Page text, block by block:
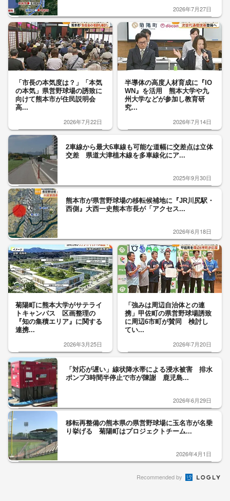
2026年7月27日
「市長の本気度は？」「本気
の本気」県営野球場の誘致に
向けて熊本市が住民説明会
高...
2026年7月22日
半導体の高度人材育成に『IO
WN』を活用 熊本大学や九
州大学などが参加し教育研
究...
2026年7月14日
2車線から最大6車線も可能な道幅に交差点は立体
交差 県道大津植木線を多車線化にア...
2025年9月30日
熊本市が県営野球場の移転候補地に『JR川尻駅・
西側』大西一史熊本市長が「アクセス...
2026年6月18日
菊陽町に熊本大学がサテライ
トキャンパス 区画整理の
『知の集積エリア』に関する
連携...
2026年3月25日
「強みは周辺自治体との連
携」甲佐町の県営野球場誘致
に周辺6市町が賛同 検討し
てい...
2026年7月20日
「対応が遅い」線状降水帯による浸水被害 排水
ポンプ3時間半停止で市が陳謝 鹿児島...
2026年6月29日
移転再整備の熊本県の県営野球場に玉名市が名乗
り挙げる 菊陽町はプロジェクトチーム...
2026年4月1日
Recommended by